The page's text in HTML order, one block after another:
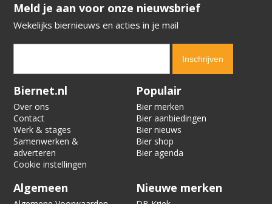
​​​​​​​Meld je aan voor onze nieuwsbrief
Wekelijks biernieuws en acties in je mail
Verification code:
Biernet.nl
Over ons
Contact
Werk & stages
Samenwerken &
adverteren
Cookie instellingen
Populair
Bier merken
Bier aanbiedingen
Bier nieuws
Bier shop
Bier agenda
Algemeen Nieuwe merken